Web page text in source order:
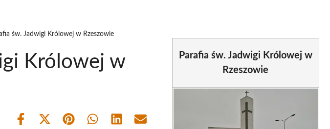
św. Jadwigi Królowej w Rzeszowie
Królowej w
Share
Share Share Share Share Share
Parafia św. Jadwigi Królowej w
Rzeszowie